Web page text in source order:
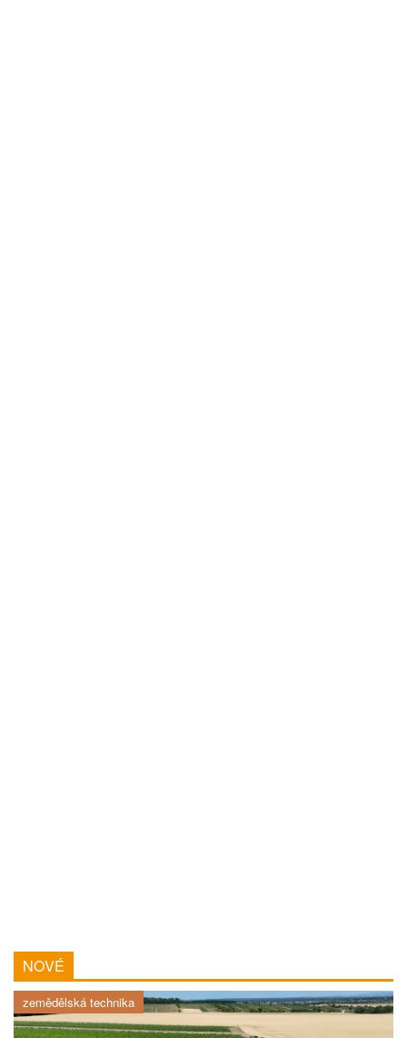
NOVÉ
zemědělská technika